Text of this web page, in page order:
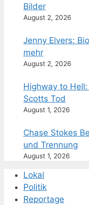
Bilder
August 2, 2026
Jenny Elvers:
mehr
August 2, 2026
Highway to
Scotts Tod
August 1, 2026
Chase Stokes
und Trennung
August 1, 2026
Lokal
Politik
Reportage